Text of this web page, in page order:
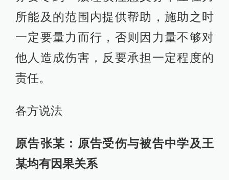
所能及的范围内提供帮助，施助之时
一定要量力而行，否则因力量不够对
他人造成伤害，反要承担一定程度的
责任。
各方说法
原告张某：原告受伤与被告中学及王
某均有因果关系